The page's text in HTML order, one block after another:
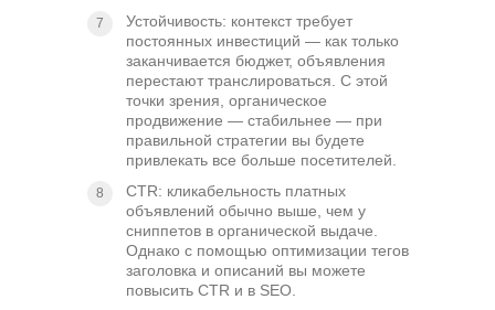
Устойчивость: контекст требует
постоянных инвестиций — как только
заканчивается бюджет, объявления
перестают транслироваться. С этой
точки зрения, органическое
продвижение — стабильнее — при
правильной стратегии вы будете
привлекать все больше посетителей.
CTR: кликабельность платных
объявлений обычно выше, чем у
сниппетов в органической выдаче.
Однако с помощью оптимизации тегов
заголовка и описаний вы можете
повысить CTR и в SEO.